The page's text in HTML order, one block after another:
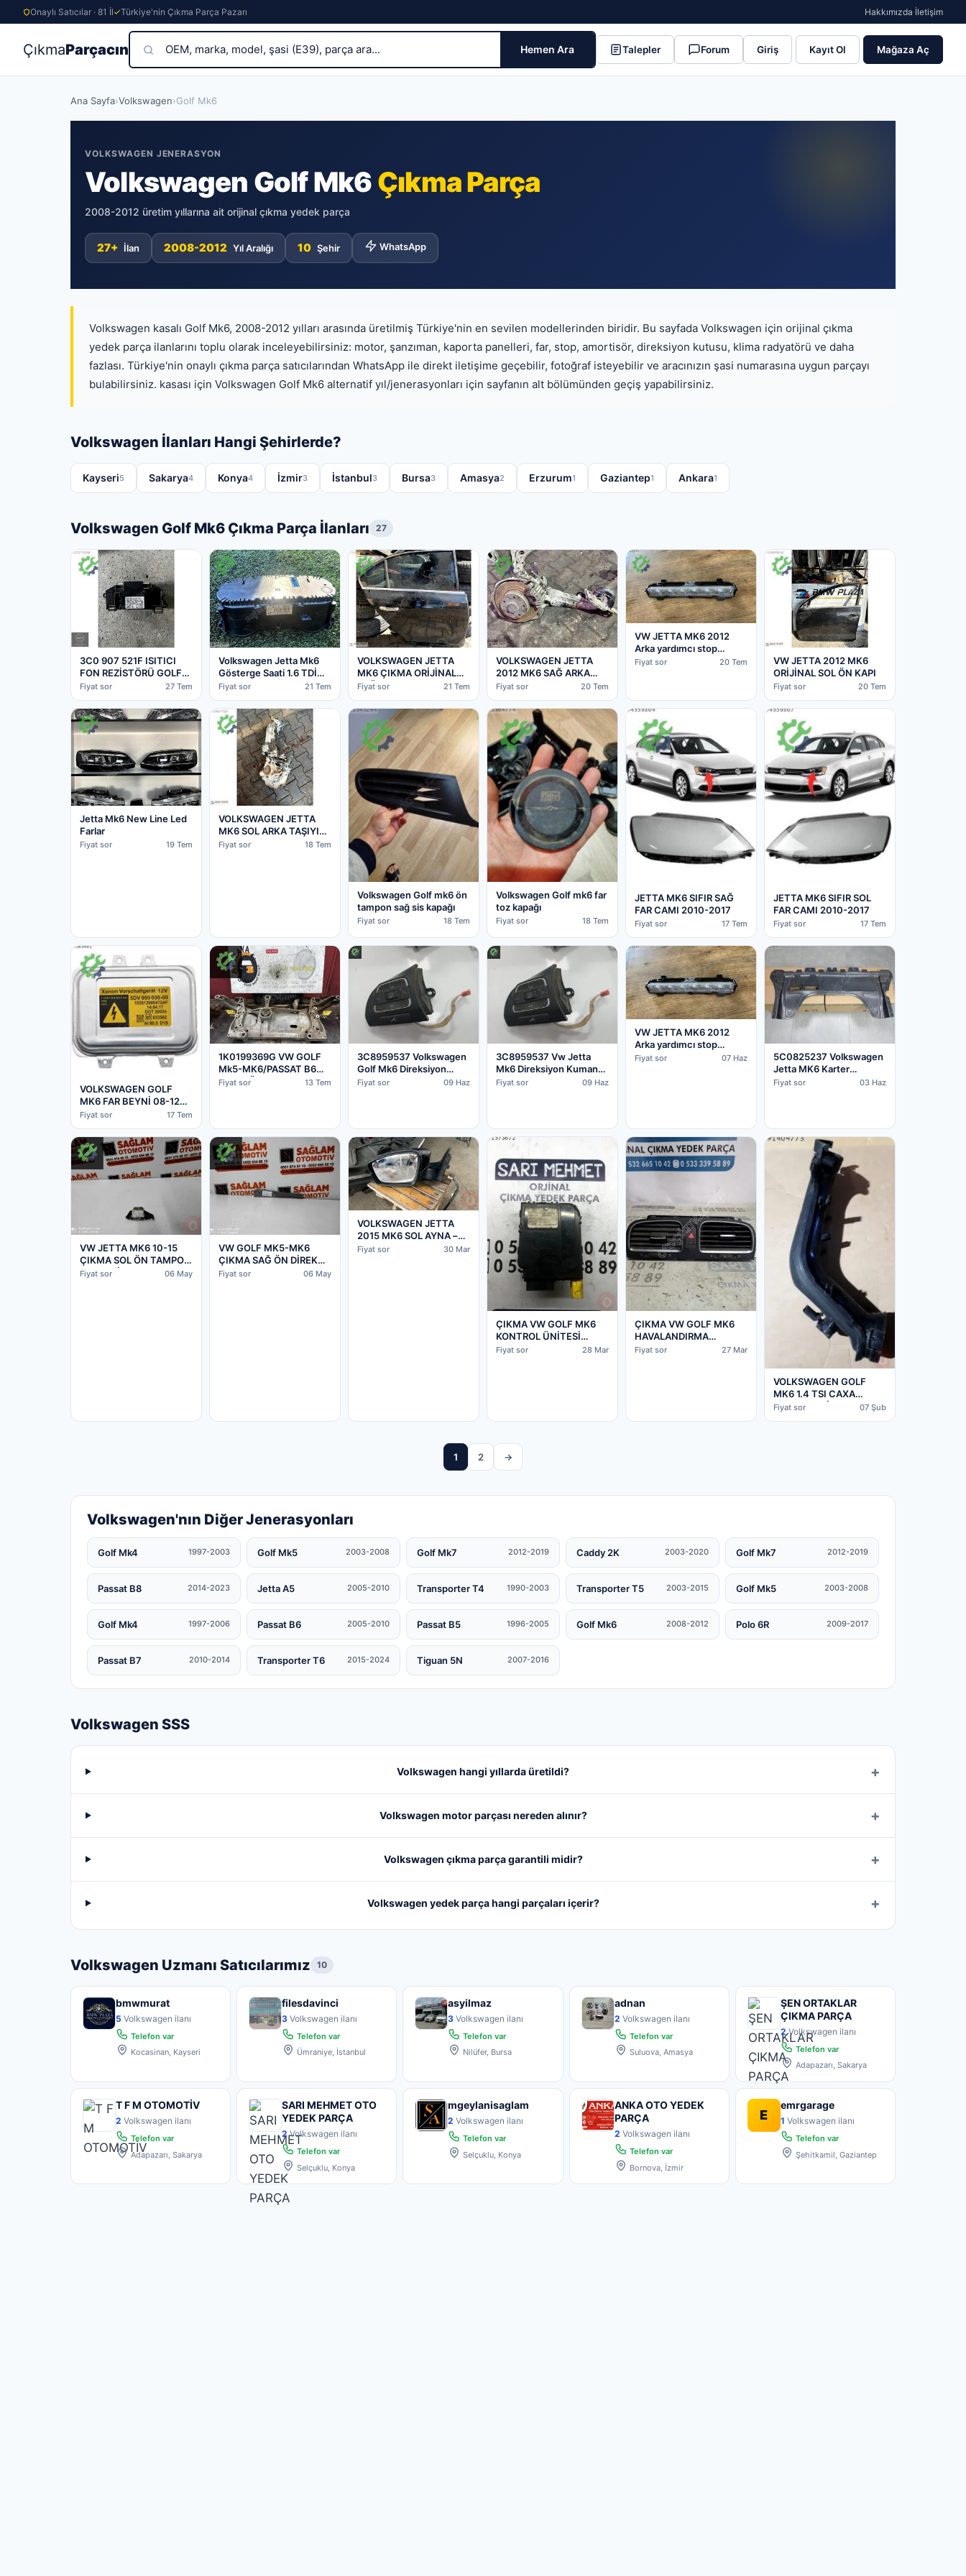
Onaylı Satıcılar · 81 İl Türkiye'nin Çıkma Parça Pazarı Hakkımızda·İletişim
ÇıkmaParçacın Hemen Ara Talepler Forum Giriş Kayıt Ol Mağaza Aç
Ana Sayfa›Volkswagen›Golf Mk6
VOLKSWAGEN JENERASYON
Volkswagen Golf Mk6Çıkma Parça
2008-2012 üretim yıllarına ait orijinal çıkma yedek parça
27+ İlan 2008-2012 Yıl Aralığı 10 Şehir WhatsApp
Volkswagen kasalı Golf Mk6, 2008-2012 yılları arasında üretilmiş Türkiye'nin en sevilen modellerinden biridir. Bu sayfada Volkswagen için orijinal çıkma
yedek parça ilanlarını toplu olarak inceleyebilirsiniz: motor, şanzıman, kaporta panelleri, far, stop, amortisör, direksiyon kutusu, klima radyatörü ve daha
fazlası. Türkiye'nin onaylı çıkma parça satıcılarından WhatsApp ile direkt iletişime geçebilir, fotoğraf isteyebilir ve aracınızın şasi numarasına uygun parçayı
bulabilirsiniz. kasası için Volkswagen Golf Mk6 alternatif yıl/jenerasyonları için sayfanın alt bölümünden geçiş yapabilirsiniz.
Volkswagen İlanları Hangi Şehirlerde?
Kayseri5 Sakarya4 Konya4 İzmir3 İstanbul3 Bursa3 Amasya2 Erzurum1 Gaziantep1 Ankara1
Volkswagen Golf Mk6 Çıkma Parça İlanları 27
3C0 907 521F ISITICI
FON REZİSTÖRÜ GOLF
MK6
Fiyat sor 27 Tem
Volkswagen Jetta Mk6
Gösterge Saati 1.6 TDİ
Cay 5C6 920 872 A
Fiyat sor 21 Tem
VOLKSWAGEN JETTA
MK6 ÇIKMA ORİJİNAL
SAĞ ARKA KAPI
Fiyat sor 21 Tem
VOLKSWAGEN JETTA
2012 MK6 SAĞ ARKA
TAŞIYICI 1K0505436
Fiyat sor 20 Tem
VW JETTA MK6 2012
Arka yardımcı stop
lambası 6R0945087A
Fiyat sor 20 Tem
VW JETTA 2012 MK6
ORİJİNAL SOL ÖN KAPI
Fiyat sor 20 Tem
Jetta Mk6 New Line Led
Farlar
Fiyat sor 19 Tem
VOLKSWAGEN JETTA
MK6 SOL ARKA TAŞIYICI
1K
Fiyat sor 18 Tem
Volkswagen Golf mk6 ön
tampon sağ sis kapağı
Fiyat sor 18 Tem
Volkswagen Golf mk6 far
toz kapağı
Fiyat sor 18 Tem
JETTA MK6 SIFIR SAĞ
FAR CAMI 2010-2017
Fiyat sor 17 Tem
JETTA MK6 SIFIR SOL
FAR CAMI 2010-2017
Fiyat sor 17 Tem
VOLKSWAGEN GOLF
MK6 FAR BEYNİ 08-12
OEM- 5DV 009 000-00
Fiyat sor 17 Tem
1K0199369G VW GOLF
Mk5-MK6/PASSAT B6
Çıkma Ön Travers 2003-
Fiyat sor 13 Tem
3C8959537 Volkswagen
Golf Mk6 Direksiyon
Kumanda Düğmesi Sol
Fiyat sor 09 Haz
3C8959537 Vw Jetta
Mk6 Direksiyon Kumanda
Düğmesi Sol (2011/2018)
Fiyat sor 09 Haz
VW JETTA MK6 2012
Arka yardımcı stop
lambası 6R0945087A
Fiyat sor 07 Haz
5C0825237 Volkswagen
Jetta MK6 Karter
Muhafaza (2011/2018)
Fiyat sor 03 Haz
VW JETTA MK6 10-15
ÇIKMA SOL ÖN TAMPON
BRAKETİ
Fiyat sor 06 May
VW GOLF MK5-MK6
ÇIKMA SAĞ ÖN DİREK
KAPLAMASI OEM;
Fiyat sor 06 May
VOLKSWAGEN JETTA
2015 MK6 SOL AYNA –
Sakarya Çıkma Parça
Fiyat sor 30 Mar
ÇIKMA VW GOLF MK6
KONTROL ÜNİTESİ
1K0953549CQ – Konya
Fiyat sor 28 Mar
ÇIKMA VW GOLF MK6
HAVALANDIRMA
IZGARASI – Konya Çıkma
Fiyat sor 27 Mar
VOLKSWAGEN GOLF
MK6 1.4 TSI CAXA
TURBO ORJİNAL ÇIKMA
Fiyat sor 07 Şub
1 2 →
Volkswagen'nın Diğer Jenerasyonları
Golf Mk4 1997-2003 Golf Mk5 2003-2008 Golf Mk7 2012-2019 Caddy 2K 2003-2020 Golf Mk7 2012-2019
Passat B8 2014-2023 Jetta A5 2005-2010 Transporter T4 1990-2003 Transporter T5 2003-2015 Golf Mk5 2003-2008
Golf Mk4 1997-2006 Passat B6 2005-2010 Passat B5 1996-2005 Golf Mk6 2008-2012 Polo 6R 2009-2017
Passat B7 2010-2014 Transporter T6 2015-2024 Tiguan 5N 2007-2016
Volkswagen SSS
Volkswagen hangi yıllarda üretildi?
Volkswagen motor parçası nereden alınır?
Volkswagen çıkma parça garantili midir?
Volkswagen yedek parça hangi parçaları içerir?
Volkswagen Uzmanı Satıcılarımız 10
bmwmurat
5 Volkswagen ilanı
Telefon var
Kocasinan, Kayseri
filesdavinci
3 Volkswagen ilanı
Telefon var
Ümraniye, İstanbul
asyilmaz
3 Volkswagen ilanı
Telefon var
Nilüfer, Bursa
adnan
2 Volkswagen ilanı
Telefon var
Suluova, Amasya
ŞEN ORTAKLAR
ÇIKMA PARÇA
2Volkswagen ilanı
Telefon var
Adapazarı, Sakarya
T F M OTOMOTİV
2 Volkswagen ilanı
Telefon var
Adapazarı, Sakarya
SARI MEHMET OTO
YEDEK PARÇA
2Volkswagen ilanı
Telefon var
Selçuklu, Konya
mgeylanisaglam
2 Volkswagen ilanı
Telefon var
Selçuklu, Konya
ANKA OTO YEDEK
PARÇA
2 Volkswagen ilanı
Telefon var
Bornova, İzmir
E
emrgarage
1 Volkswagen ilanı
Telefon var
Şehitkamil, Gaziantep